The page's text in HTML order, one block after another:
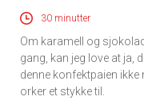
30 minutter
Om karamell og
gang, kan jeg love at ja,
denne konfektpaien ikke
orker et stykke til.